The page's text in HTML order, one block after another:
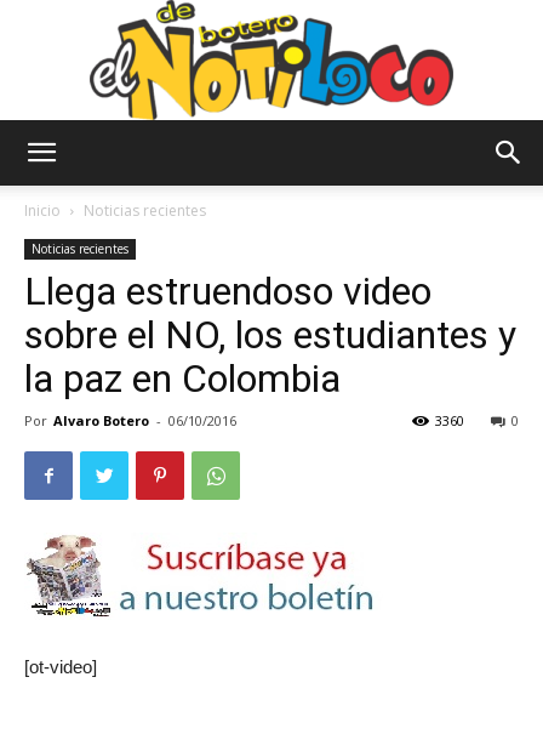
Notiloco
de
Inicio Noticias recientes
Noticias recientes
Llega estruendoso video
sobre el NO, los estudiantes y
la paz en Colombia
Por Alvaro Botero - 06/10/2016 0
3360
[ot-video]